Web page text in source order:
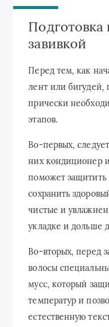
Подготовка
завивкой
Перед тем, как
лент или бигудей,
прически
этапов.
Во-первых,
них кондиционер
поможет защитить
сохранить
чистые и
укладке и дольше
Во-вторых, перед
волосы
мусс, который
температур и
естественную